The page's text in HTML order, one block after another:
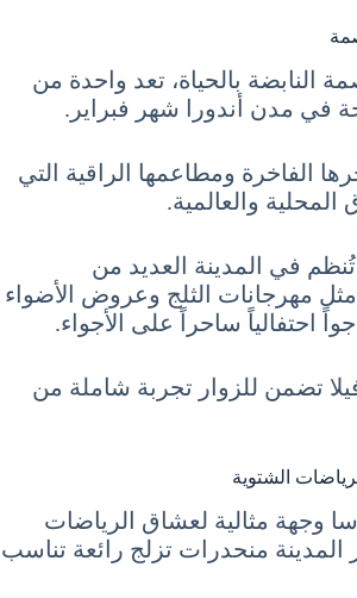
النابضة بالحياة، تعد واحدة من
في مدن أندورا شهر فبراير.
الفاخرة ومطاعمها الراقية التي
والعالمية.
تُنظم في المدينة العديد من
مثل مهرجانات الثلج وعروض الأضواء
احتفالياً ساحراً على الأجواء.
فيلا تضمن للزوار تجربة شاملة من
الشتوية
وجهة مثالية لعشاق الرياضات
المدينة منحدرات تزلج رائعة تناسب